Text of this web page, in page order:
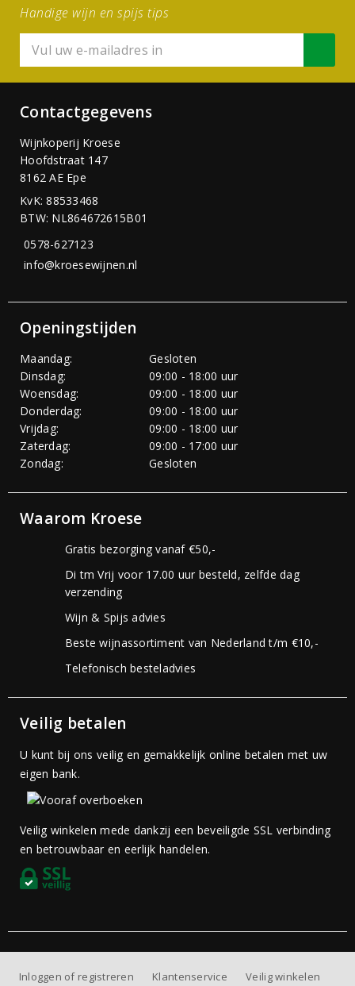
Handige wijn en spijs tips
Contactgegevens
Wijnkoperij Kroese
Hoofdstraat 147
8162 AE Epe
KvK: 88533468
BTW: NL864672615B01
0578-627123
info@kroesewijnen.nl
Openingstijden
Maandag:
Gesloten
Dinsdag:
09:00 - 18:00 uur
Woensdag:
09:00 - 18:00 uur
Donderdag:
09:00 - 18:00 uur
Vrijdag:
09:00 - 18:00 uur
Zaterdag:
09:00 - 17:00 uur
Zondag:
Gesloten
Waarom Kroese
Gratis bezorging vanaf €50,-
Di tm Vrij voor 17.00 uur besteld, zelfde dag
verzending
Wijn & Spijs advies
Beste wijnassortiment van Nederland t/m €10,-
Telefonisch besteladvies
Veilig betalen
U kunt bij ons veilig en gemakkelijk online betalen met uw
eigen bank.
Veilig winkelen mede dankzij een beveiligde SSL verbinding
en betrouwbaar en eerlijk handelen.
Inloggen of registreren Klantenservice Veilig winkelen